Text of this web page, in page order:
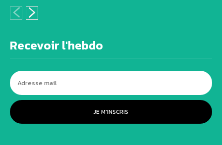
Recevoir l'hebdo
JE M'INSCRIS